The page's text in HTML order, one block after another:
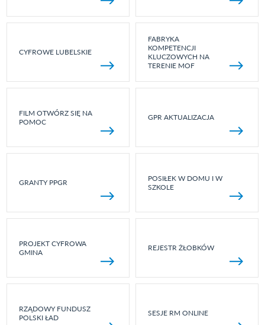
CYFROWE LUBELSKIE
FABRYKA
KOMPETENCJI
KLUCZOWYCH NA
TERENIE MOF
FILM OTWÓRZ SIĘ NA
POMOC
GPR AKTUALIZACJA
GRANTY PPGR
POSIŁEK W DOMU I W
SZKOLE
PROJEKT CYFROWA
GMINA
REJESTR ŻŁOBKÓW
RZĄDOWY FUNDUSZ
POLSKI ŁAD
SESJE RM ONLINE